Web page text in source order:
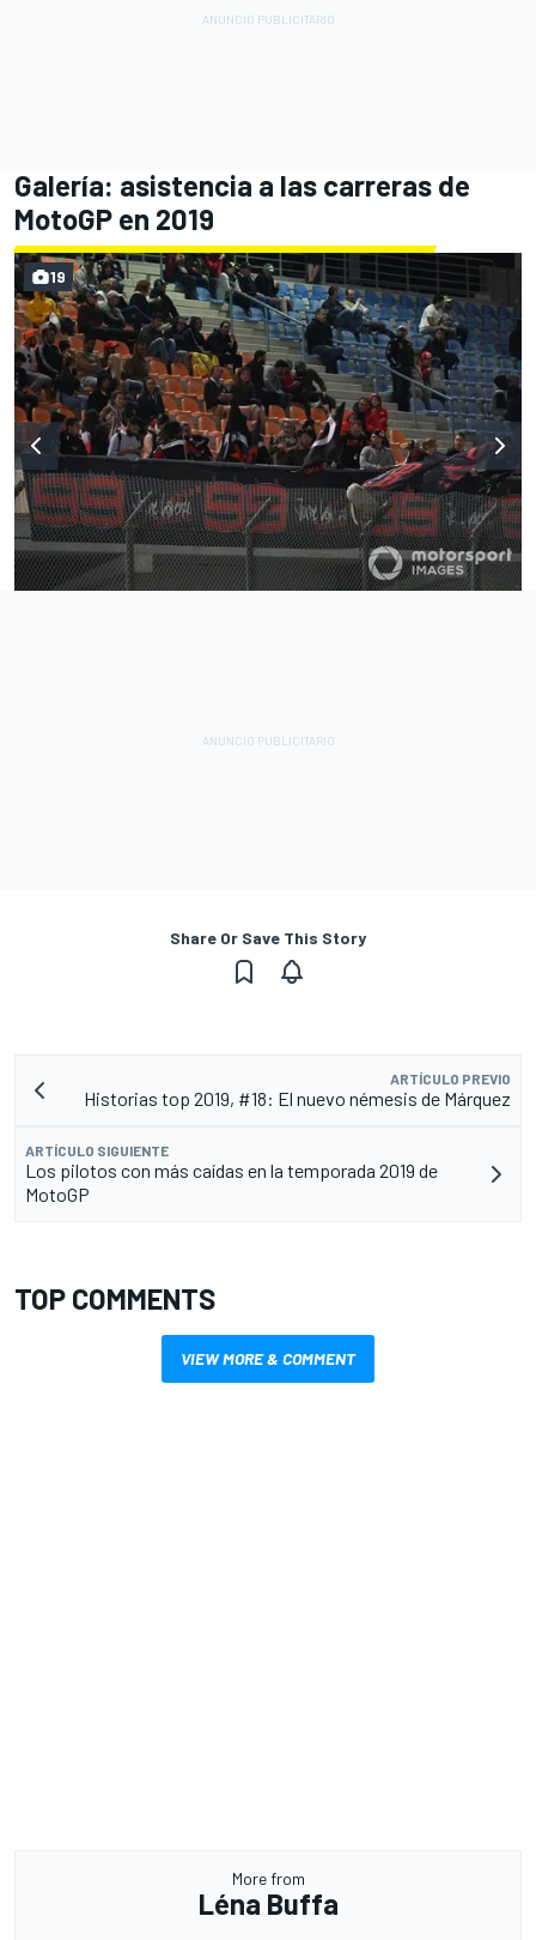
Galería: asistencia a las carreras de
MotoGP en 2019
19
Share Or Save This Story
ARTÍCULO PREVIO
Historias top 2019, #18: El nuevo némesis de Márquez
ARTÍCULO SIGUIENTE
Los pilotos con más caídas en la temporada 2019 de
MotoGP
TOP COMMENTS
VIEW MORE & COMMENT
More from
Léna Buffa